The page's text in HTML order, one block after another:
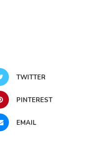
TWITTER
PINTEREST
EMAIL